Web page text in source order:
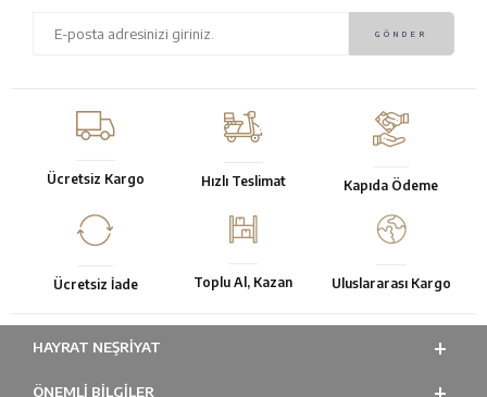
Ücretsiz Kargo Hızlı Teslimat Kapıda Ödeme
Ücretsiz İade Toplu Al, Kazan Uluslararası Kargo
HAYRAT NEŞRIYAT
ÖNEMLI BILGILER